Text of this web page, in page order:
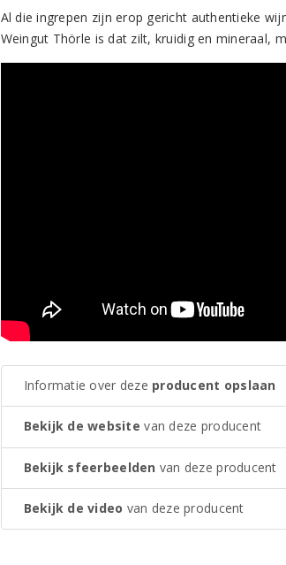
Al die ingrepen zijn erop gericht authentieke
Weingut Thörle is dat zilt, kruidig en mineraal,
Informatie over deze producent opslaan
Bekijk de website van deze producent
Bekijk sfeerbeelden van deze producent
Bekijk de video van deze producent